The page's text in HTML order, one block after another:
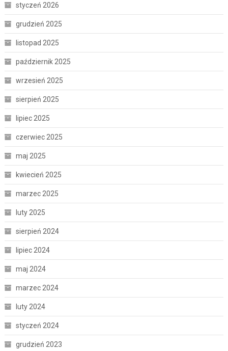
styczeń 2026
grudzień 2025
listopad 2025
październik 2025
wrzesień 2025
sierpień 2025
lipiec 2025
czerwiec 2025
maj 2025
kwiecień 2025
marzec 2025
luty 2025
sierpień 2024
lipiec 2024
maj 2024
marzec 2024
luty 2024
styczeń 2024
grudzień 2023